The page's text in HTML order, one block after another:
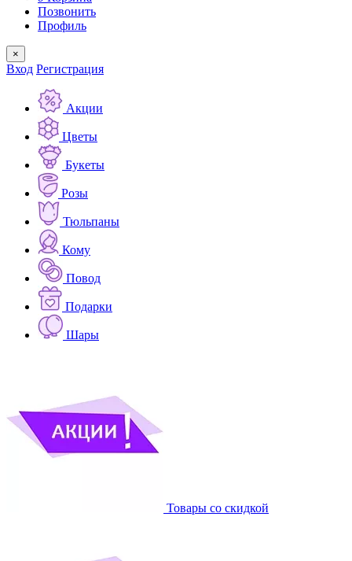
Позвонить
Профиль
×
Вход Регистрация
Акции
Цветы
Букеты
Розы
Тюльпаны
Кому
Повод
Подарки
Шары
Товары со скидкой